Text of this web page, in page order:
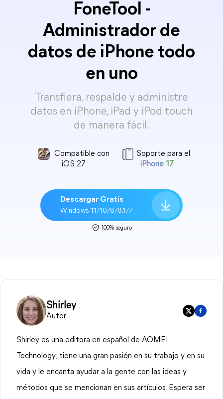
FoneTool -
Administrador de
datos de iPhone todo
en uno
Transfiera, respalde y administre
datos en iPhone, iPad y iPod touch
de manera fácil.
Compatible con
iOS 27
Soporte para el
iPhone 17
Descargar Gratis
Windows 11/10/8/8.1/7
100% seguro
Shirley
Autor
Shirley es una editora en español de AOMEI
Technology; tiene una gran pasión en su trabajo y en su
vida y le encanta ayudar a la gente con las ideas y
métodos que se mencionan en sus artículos. Espera ser